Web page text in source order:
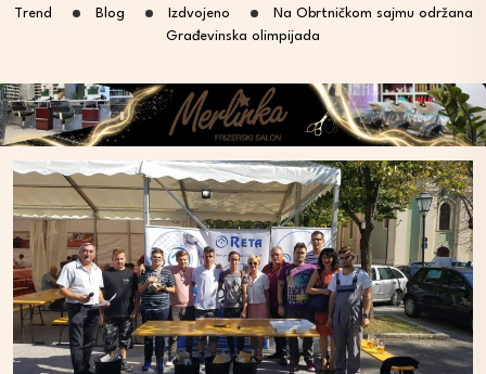
Trend Blog Izdvojeno
Na Obrtničkom sajmu održana
Građevinska olimpijada